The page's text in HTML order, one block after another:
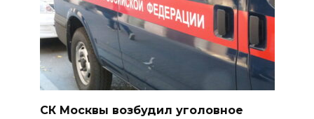
СК Москвы возбудил уголовное